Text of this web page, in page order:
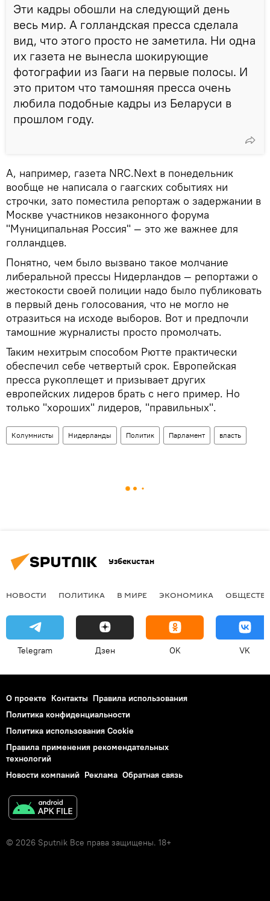
Эти кадры обошли на следующий день
весь мир. А голландская пресса сделала
вид, что этого просто не заметила. Ни одна
их газета не вынесла шокирующие
фотографии из Гааги на первые полосы. И
это притом что тамошняя пресса очень
любила подобные кадры из Беларуси в
прошлом году.
А, например, газета NRC.Next в понедельник
вообще не написала о гаагских событиях ни
строчки, зато поместила репортаж о задержании в
Москве участников незаконного форума
"Муниципальная Россия" — это же важнее для
голландцев.
Понятно, чем было вызвано такое молчание
либеральной прессы Нидерландов — репортажи о
жестокости своей полиции надо было публиковать
в первый день голосования, что не могло не
отразиться на исходе выборов. Вот и предпочли
тамошние журналисты просто промолчать.
Таким нехитрым способом Рютте практически
обеспечил себе четвертый срок. Европейская
пресса рукоплещет и призывает других
европейских лидеров брать с него пример. Но
только "хороших" лидеров, "правильных".
Колумнисты Нидерланды Политик Парламент власть
Узбекистан
НОВОСТИ ПОЛИТИКА В МИРЕ ЭКОНОМИКА
Telegram Дзен OK VK
О проекте Контакты Правила использования
Политика конфиденциальности
Политика использования Cookie
Правила применения рекомендательных
технологий
Новости компаний Реклама Обратная связь
© 2026 Sputnik Все права защищены. 18+